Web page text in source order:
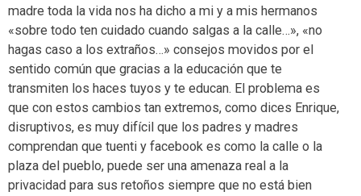
madre toda la vida nos ha dicho a mi y a mis hermanos
«sobre todo ten cuidado cuando salgas a la calle…», «no
hagas caso a los extraños…» consejos movidos por el
sentido común que gracias a la educación que te
transmiten los haces tuyos y te educan. El problema es
que con estos cambios tan extremos, como dices Enrique,
disruptivos, es muy difícil que los padres y madres
comprendan que tuenti y facebook es como la calle o la
plaza del pueblo, puede ser una amenaza real a la
privacidad para sus retoños siempre que no está bien